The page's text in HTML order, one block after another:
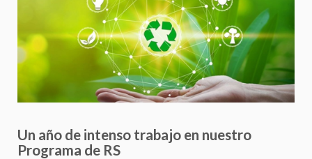
Un año de intenso trabajo en nuestro
Programa de RS